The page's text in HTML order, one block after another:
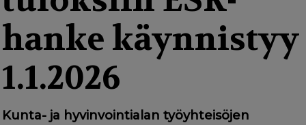
a
t
n
hanke käynnistyy
1.1.2026
Kunta- ja hyvinvointialan työyhteisöjen